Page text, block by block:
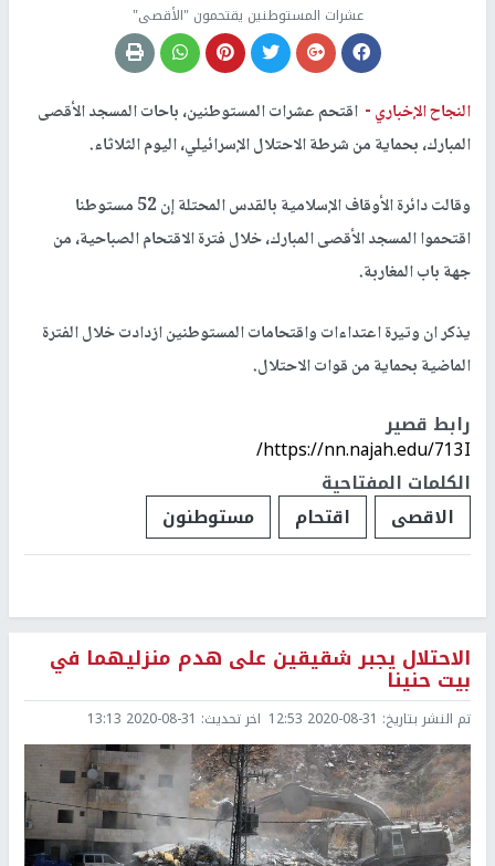
عشرات المستوطنين يقتحمون "الأقصى"
النجاح الإخباري - اقتحم عشرات المستوطنين، باحات المسجد الأقصى
المبارك، بحماية من شرطة الاحتلال الإسرائيلي، اليوم الثلاثاء.
وقالت دائرة الأوقاف الإسلامية بالقدس المحتلة إن 52 مستوطنا
اقتحموا المسجد الأقصى المبارك، خلال فترة الاقتحام الصباحية، من
جهة باب المغاربة.
يذكر ان وتيرة اعتداءات واقتحامات المستوطنين ازدادت خلال الفترة
الماضية بحماية من قوات الاحتلال.
رابط قصير
https://nn.najah.edu/713I/
الكلمات المفتاحية
الاقصى
اقتحام مستوطنون
الاحتلال يجبر شقيقين على هدم منزليهما في
بيت حنينا
تم النشر بتاريخ: 2020-08-31 12:53 اخر تحديث: 2020-08-31 13:13